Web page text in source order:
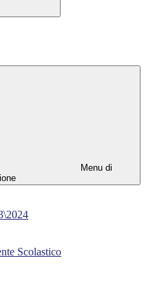
Menu di
Scolastico